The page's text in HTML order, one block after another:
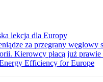
lekcja dla Europy
za przegrany węglowy
Kierowcy płacą już prawie
Efficiency for Europe